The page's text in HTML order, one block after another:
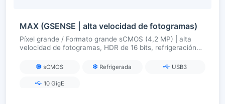
MAX (GSENSE | alta velocidad de fotogramas)
Píxel grande / Formato grande sCMOS (4,2 MP) | alta
velocidad de fotogramas, HDR de 16 bits, refrigeración
sCMOS Refrigerada USB3
10 GigE